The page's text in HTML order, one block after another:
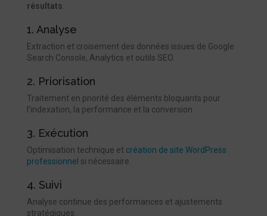
résultats
1. Analyse
Extraction et croisement des données issues de Google
Search Console, Analytics et outils SEO.
2. Priorisation
Traitement en priorité des éléments bloquants pour
l’indexation, la performance et la conversion.
3. Exécution
Optimisation technique et création de site WordPress
professionnel si nécessaire.
4. Suivi
Analyse continue des performances et ajustements
stratégiques.